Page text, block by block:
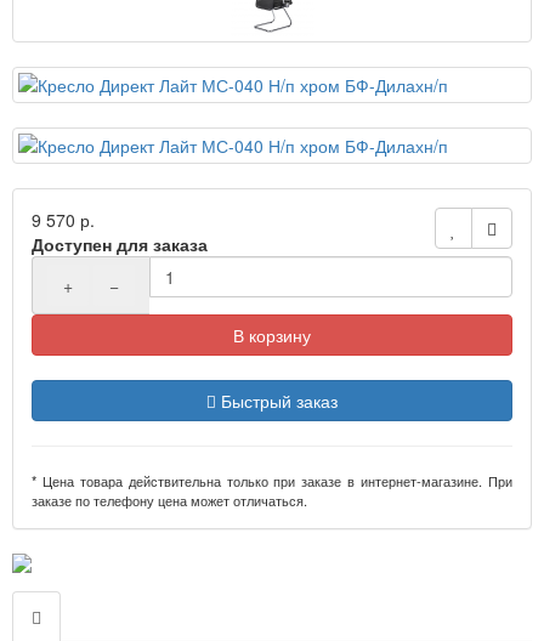
9 570 р.
Доступен для заказа
+
−
В корзину
Быстрый заказ
* Цена товара действительна только при заказе в интернет-магазине. При
заказе по телефону цена может отличаться.